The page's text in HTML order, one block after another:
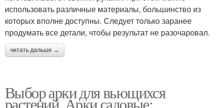
использовать различные материалы, большинство из
которых вполне доступны. Следует только заранее
продумать все детали, чтобы результат не разочаровал.
читать дальше →
Выбор арки для вьющихся